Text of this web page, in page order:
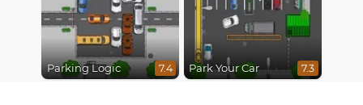
Parking Logic 7.4 Park Your Car 7.3